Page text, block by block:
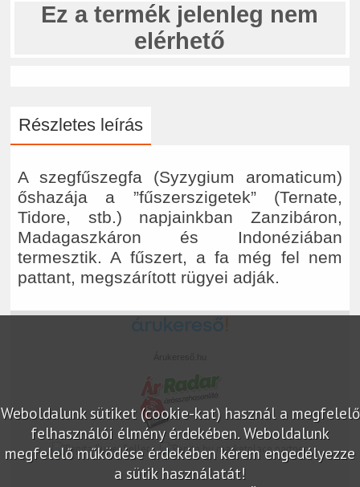
Ez a termék jelenleg nem
elérhető
Részletes leírás
A szegfűszegfa (Syzygium aromaticum)
őshazája a ”fűszerszigetek” (Ternate,
Tidore, stb.) napjainkban Zanzibáron,
Madagaszkáron és Indonéziában
termesztik. A fűszert, a fa még fel nem
pattant, megszárított rügyei adják.
Weboldalunk sütiket (cookie-kat) használ a megfelelő
felhasználói élmény érdekében. Weboldalunk
megfelelő működése érdekében kérem engedélyezze
a sütik használatát!
marketplace partner